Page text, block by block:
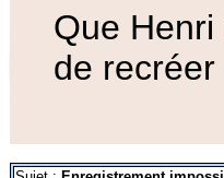
Que
de